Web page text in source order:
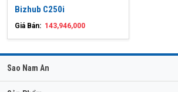
Bizhub C250i
Giá Bán: 143,946,000
Sao Nam An